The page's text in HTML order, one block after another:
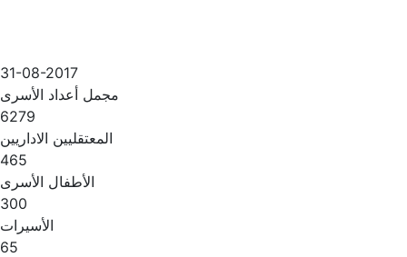
31-08-2017
مجمل أعداد الأسرى
6279
المعتقليين الاداريين
465
الأطفال الأسرى
300
الأسيرات
65